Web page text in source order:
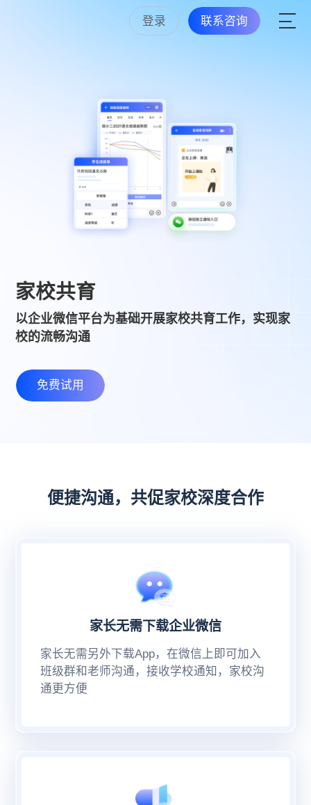
登录 联系咨询
家校共育
以企业微信平台为基础开展家校共育工作，实现家
校的流畅沟通
免费试用
便捷沟通，共促家校深度合作
家长无需下载企业微信
家长无需另外下载App，在微信上即可加入
班级群和老师沟通，接收学校通知，家校沟
通更方便